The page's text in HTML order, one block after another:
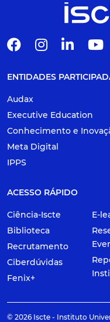
ENTIDADES
Audax
Executive Education
Conhecimento e
Meta Digital
IPPS
ACESSO RÁPIDO
Ciência-Iscte
Biblioteca
Recrutamento
Ciberdúvidas
Fenix+
E-
© 2026 Iscte - Instituto